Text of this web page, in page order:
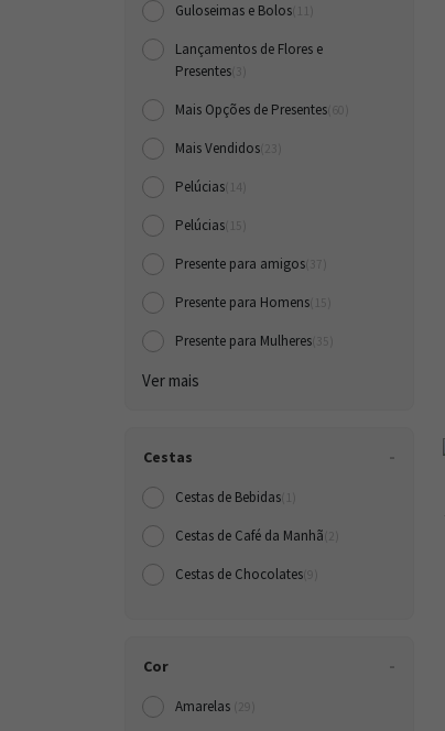
Guloseimas e Bolos
Lançamentos de Flores e
Presentes
Mais Opções de Presentes
Mais Vendidos
Pelúcias
Pelúcias
Presente para amigos
Presente para Homens
Presente para Mulheres
Ver mais
Cestas
Cestas de Bebidas
Cestas de Café da Manh
Cestas de Chocolates
Cor
Amarelas